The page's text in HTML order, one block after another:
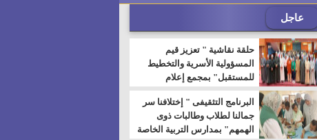
عاجل
حلقة نقاشية " تعزيز قيم
المسؤولية الأسرية والتخطيط
للمستقبل" بمجمع إعلام
السويس
البرنامج التثقيفى " إختلافنا سر
جمالنا لطلاب وطالبات ذوى
الهمهم" بمدارس التربية الخاصة